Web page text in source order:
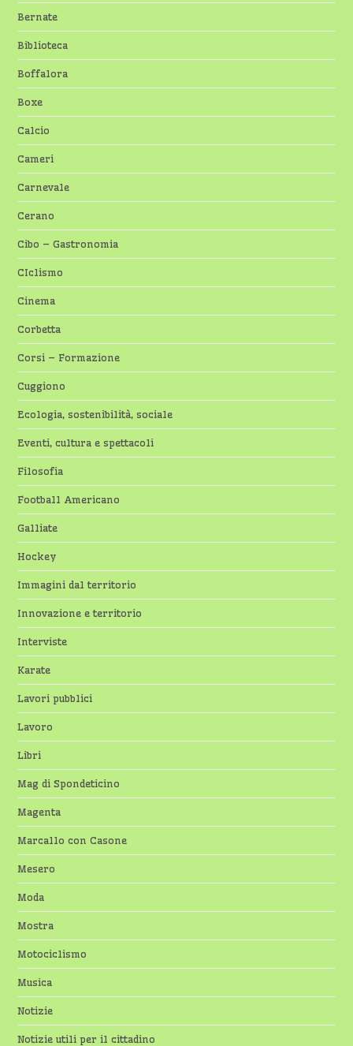
Bernate
Biblioteca
Boffalora
Boxe
Calcio
Cameri
Carnevale
Cerano
Cibo – Gastronomia
CIclismo
Cinema
Corbetta
Corsi – Formazione
Cuggiono
Ecologia, sostenibilità, sociale
Eventi, cultura e spettacoli
Filosofia
Football Americano
Galliate
Hockey
Immagini dal territorio
Innovazione e territorio
Interviste
Karate
Lavori pubblici
Lavoro
Libri
Mag di Spondeticino
Magenta
Marcallo con Casone
Mesero
Moda
Mostra
Motociclismo
Musica
Notizie
Notizie utili per il cittadino